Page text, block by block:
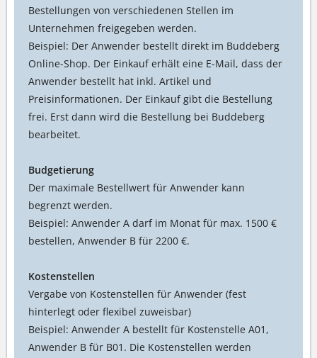
Bestellungen von verschiedenen Stellen im
Unternehmen freigegeben werden.
Beispiel: Der Anwender bestellt direkt im Buddeberg
Online-Shop. Der Einkauf erhält eine E-Mail, dass der
Anwender bestellt hat inkl. Artikel und
Preisinformationen. Der Einkauf gibt die Bestellung
frei. Erst dann wird die Bestellung bei Buddeberg
bearbeitet.
Budgetierung
Der maximale Bestellwert für Anwender kann
begrenzt werden.
Beispiel: Anwender A darf im Monat für max. 1500 €
bestellen, Anwender B für 2200 €.
Kostenstellen
Vergabe von Kostenstellen für Anwender (fest
hinterlegt oder flexibel zuweisbar)
Beispiel: Anwender A bestellt für Kostenstelle A01,
Anwender B für B01. Die Kostenstellen werden